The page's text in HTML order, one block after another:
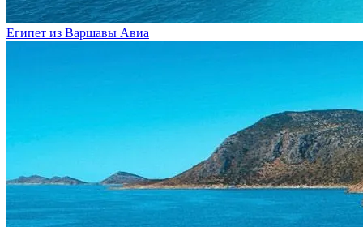
Египет из Варшавы Авиа